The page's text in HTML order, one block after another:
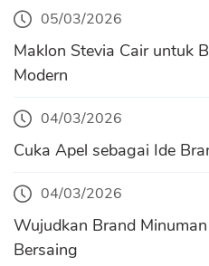
05/03/2026
Maklon Stevia Cair untuk
Modern
04/03/2026
Cuka Apel sebagai Ide
04/03/2026
Wujudkan Brand
Bersaing